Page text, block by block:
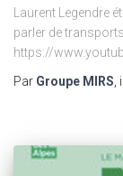
Laurent Legendre
parler de
https://
Par Groupe MIRS